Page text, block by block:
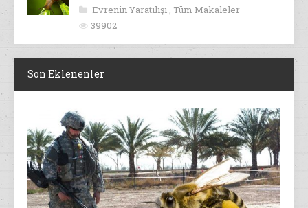
Evrenin Yaratılışı , Tüm Makaleler
39902
Son Eklenenler